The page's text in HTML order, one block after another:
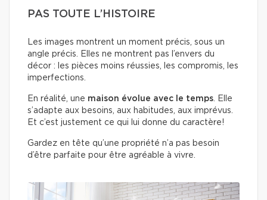
PAS TOUTE L’HISTOIRE
Les images montrent un moment précis, sous un
angle précis. Elles ne montrent pas l’envers du
décor : les pièces moins réussies, les compromis, les
imperfections.
En réalité, une maison évolue avec le temps . Elle
s’adapte aux besoins, aux habitudes, aux imprévus.
Et c’est justement ce qui lui donne du caractère!
Gardez en tête qu’une propriété n’a pas besoin
d’être parfaite pour être agréable à vivre.